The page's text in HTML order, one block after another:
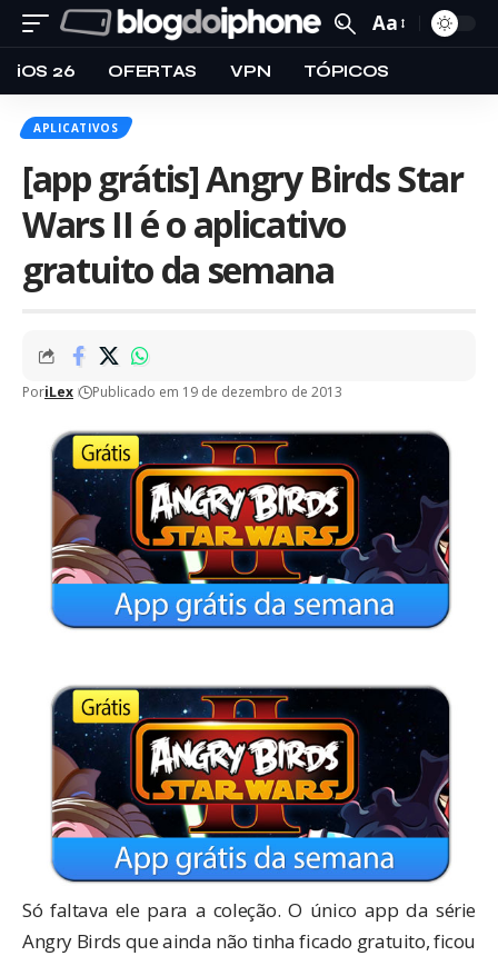
Aa
iOS 26 OFERTAS VPN TÓPICOS
APLICATIVOS
[app grátis] Angry Birds Star
Wars II é o aplicativo
gratuito da semana
PoriLex Publicado em 19 de dezembro de 2013
Só faltava ele para a coleção. O único app da série
Angry Birds que ainda não tinha ficado gratuito, ficou